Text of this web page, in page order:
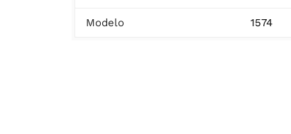
Modelo 1574